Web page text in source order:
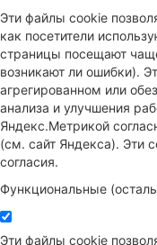
Эти файлы cookie
как посетители
страницы посещают
возникают ли ошибки).
агрегированном или
анализа и улучшения
Яндекс.Метрикой
(см. сайт Яндекса). Эти
согласия.
Функциональные
Эти файлы cookie